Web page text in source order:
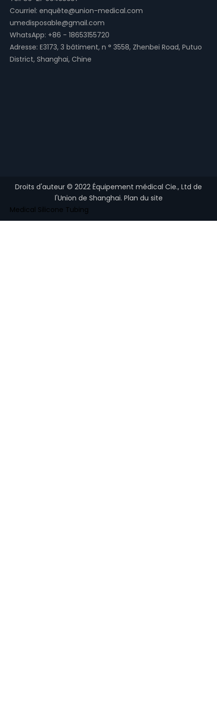
Courriel: enquête@union-medical.com
umedisposable@gmail.com
WhatsApp: +86 - 18653155720
Adresse: E3173, 3 bâtiment, n ° 3558, Zhenbei Road, Putuo
District, Shanghai, Chine
Droits d'auteur © 2022 Équipement médical Cie., Ltd de
l'Union de Shanghai. Plan du site
Medical Silicone Tubing